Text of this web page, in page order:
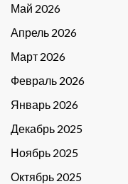
Май 2026
Апрель 2026
Март 2026
Февраль 2026
Январь 2026
Декабрь 2025
Ноябрь 2025
Октябрь 2025